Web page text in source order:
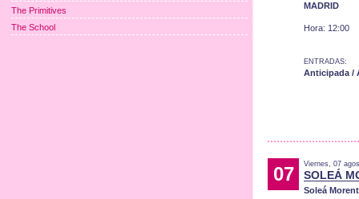
MADRID
Hora: 12:00
ENTRADAS:
Anticipada /
07 Viernes, 07
SOLEÁ
Soleá
The Primitives
The School